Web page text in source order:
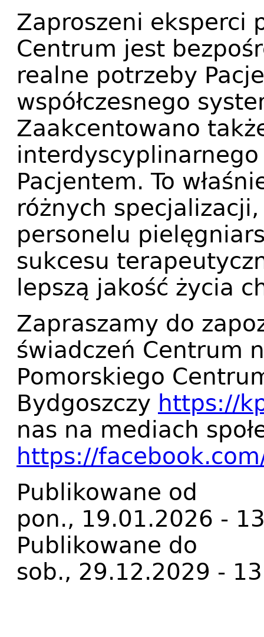
Zaproszeni eksperci
Centrum jest
realne potrzeby
współczesnego
Zaakcentowano
Pacjentem. To
różnych
personelu
sukcesu
lepszą jakość życia
Zapraszamy do
świadczeń Centrum
Pomorskiego
Bydgoszczy https://
nas na mediach
https://
Publikowane od
pon., 19.01.2026 -
Publikowane do
sob., 29.12.2029 -